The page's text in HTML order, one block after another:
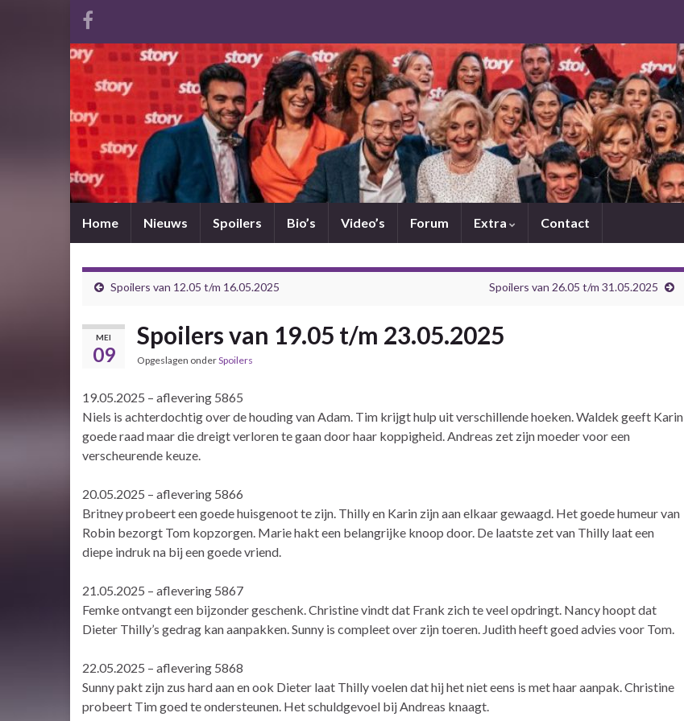
Home Nieuws Spoilers Bio’s Video’s Forum Extra Contact
Spoilers van 12.05 t/m 16.05.2025 Spoilers van 26.05 t/m 31.05.2025
MEI
09
Spoilers van 19.05 t/m 23.05.2025
Opgeslagen onderSpoilers
19.05.2025 – aflevering 5865
Niels is achterdochtig over de houding van Adam. Tim krijgt hulp uit verschillende hoeken. Waldek geeft Karin
goede raad maar die dreigt verloren te gaan door haar koppigheid. Andreas zet zijn moeder voor een
verscheurende keuze.
20.05.2025 – aflevering 5866
Britney probeert een goede huisgenoot te zijn. Thilly en Karin zijn aan elkaar gewaagd. Het goede humeur van
Robin bezorgt Tom kopzorgen. Marie hakt een belangrijke knoop door. De laatste zet van Thilly laat een
diepe indruk na bij een goede vriend.
21.05.2025 – aflevering 5867
Femke ontvangt een bijzonder geschenk. Christine vindt dat Frank zich te veel opdringt. Nancy hoopt dat
Dieter Thilly’s gedrag kan aanpakken. Sunny is compleet over zijn toeren. Judith heeft goed advies voor Tom.
22.05.2025 – aflevering 5868
Sunny pakt zijn zus hard aan en ook Dieter laat Thilly voelen dat hij het niet eens is met haar aanpak. Christine
probeert Tim goed te ondersteunen. Het schuldgevoel bij Andreas knaagt.